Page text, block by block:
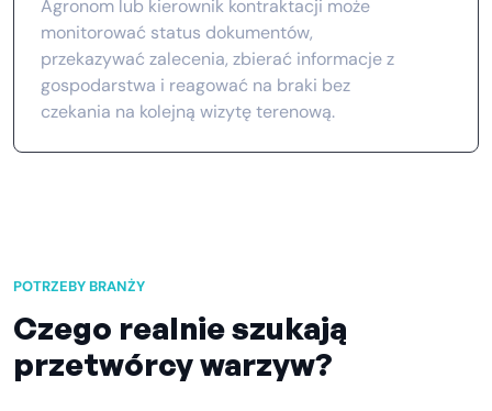
Agronom lub kierownik kontraktacji może
monitorować status dokumentów,
przekazywać zalecenia, zbierać informacje z
gospodarstwa i reagować na braki bez
czekania na kolejną wizytę terenową.
POTRZEBY BRANŻY
Czego realnie szukają
przetwórcy warzyw?